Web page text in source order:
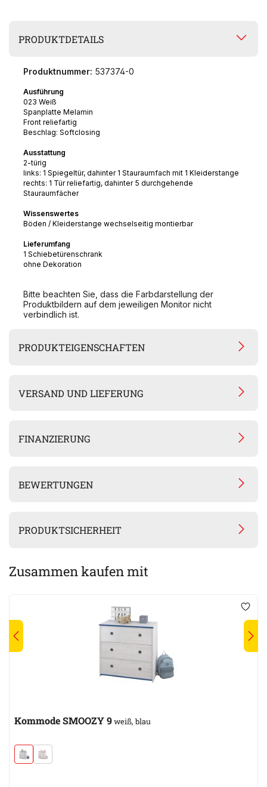
PRODUKTDETAILS
Produktnummer: 537374-0
Ausführung
023 Weiß
Spanplatte Melamin
Front reliefartig
Beschlag: Softclosing
Ausstattung
2-türig
links: 1 Spiegeltür, dahinter 1 Stauraumfach mit 1 Kleiderstange
rechts: 1 Tür reliefartig, dahinter 5 durchgehende
Stauraumfächer
Wissenswertes
Böden / Kleiderstange wechselseitig montierbar
Lieferumfang
1 Schiebetürenschrank
ohne Dekoration
Bitte beachten Sie, dass die Farbdarstellung der
Produktbildern auf dem jeweiligen Monitor nicht
verbindlich ist.
PRODUKTEIGENSCHAFTEN
VERSAND UND LIEFERUNG
FINANZIERUNG
BEWERTUNGEN
PRODUKTSICHERHEIT
Zusammen kaufen mit
Kommode SMOOZY 9weiß, blau